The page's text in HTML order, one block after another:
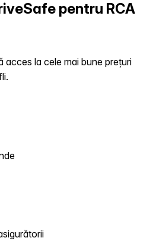
pentru RCA
acces la cele mai bune prețuri